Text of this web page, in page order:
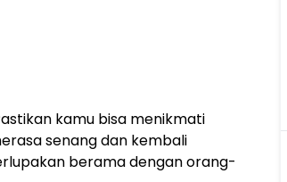
kamu bisa menikmati
senang dan kembali
berama dengan orang-